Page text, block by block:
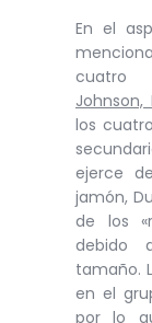
En el
cuatro
Johnson,
los
ejerce
jamón,
de los
debido
tamaño.
en el
por lo